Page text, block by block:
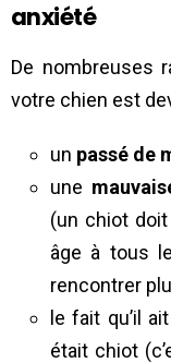
anxiété
De nombreuses
votre chien est
un passé de
une
(un chiot
âge à tous
rencontrer
le fait qu’il
était chiot